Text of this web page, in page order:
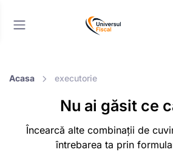
Acasa executorie
Nu ai găsit ce
Încearcă alte combinații de
întrebarea ta prin